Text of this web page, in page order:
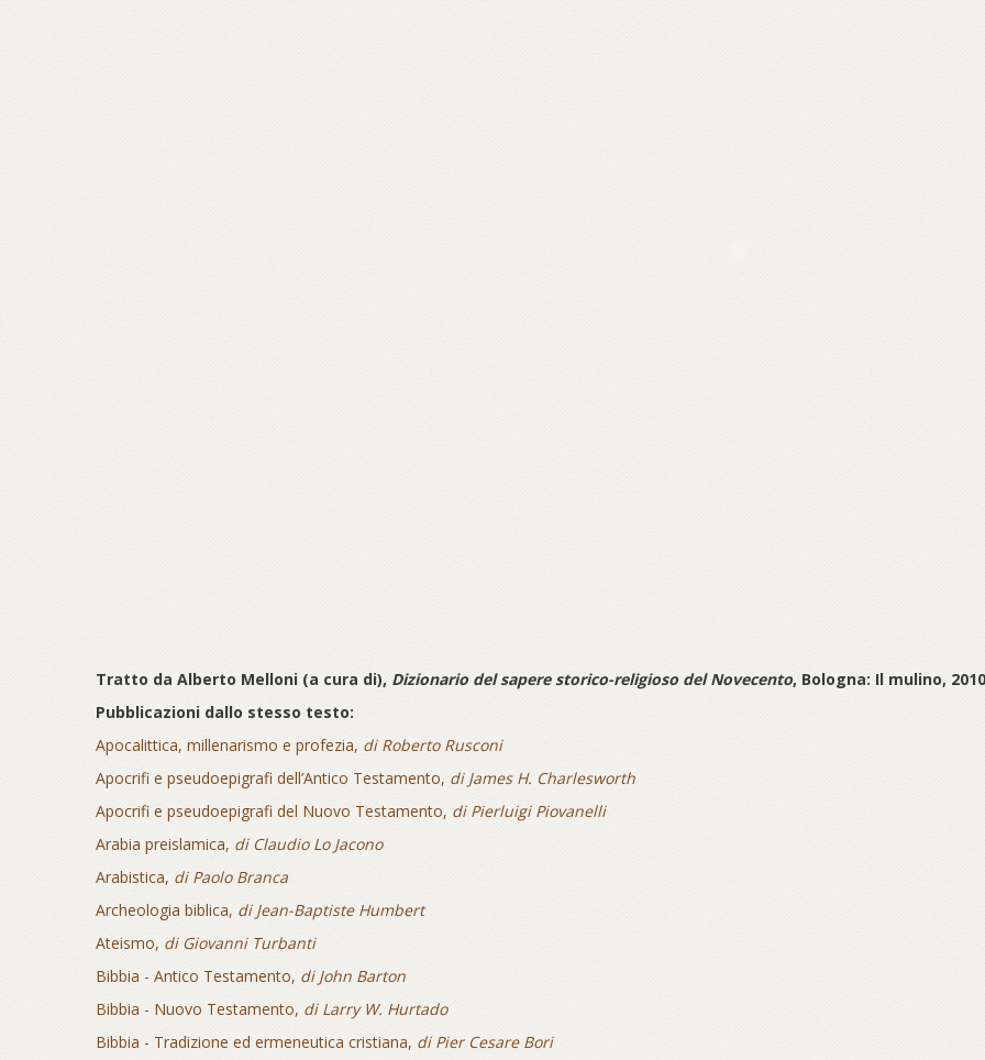
Tratto da Alberto Melloni (a cura di), Dizionario del sapere storico-religioso del Novecento, Bologna: Il mulino,
Pubblicazioni dallo stesso testo:
Apocalittica, millenarismo e profezia, di Roberto Rusconi
Apocrifi e pseudoepigrafi dell’Antico Testamento, di James H. Charlesworth
Apocrifi e pseudoepigrafi del Nuovo Testamento, di Pierluigi Piovanelli
Arabia preislamica, di Claudio Lo Jacono
Arabistica, di Paolo Branca
Archeologia biblica, di Jean-Baptiste Humbert
Ateismo, di Giovanni Turbanti
Bibbia - Antico Testamento, di John Barton
Bibbia - Nuovo Testamento, di Larry W. Hurtado
Bibbia - Tradizione ed ermeneutica cristiana, di Pier Cesare Bori